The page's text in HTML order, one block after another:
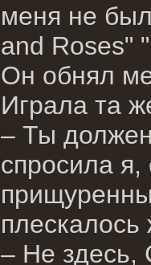
меня не
and Roses"
Он обнял
Играла та
– Ты
спросила я,
– Не здесь,